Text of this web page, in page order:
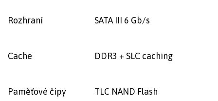
Rozhraní SATA III 6 Gb/s
Cache DDR3 + SLC caching
Paměťové čipy TLC NAND Flash